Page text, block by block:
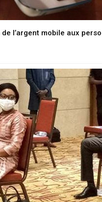
l’argent mobile aux